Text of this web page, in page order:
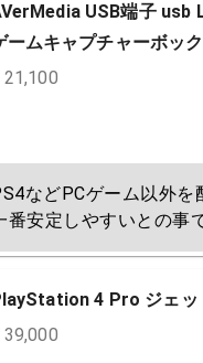
USB端子 usb
ームキャプチャーボッ
21,100
などPCゲーム以外を
番安定しやすいとの事
4 Pro ジェッ
39,000